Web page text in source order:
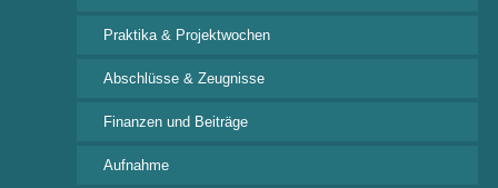
Praktika & Projektwochen
Abschlüsse & Zeugnisse
Finanzen und Beiträge
Aufnahme
Rudolf-Steiner Straße 4